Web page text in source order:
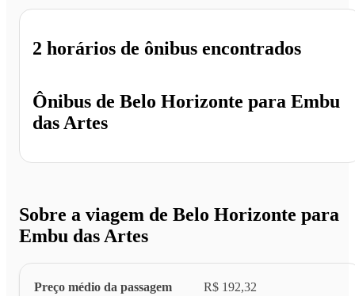
Ônibus de Belo Horizonte para Embu
das Artes
2 horários de ônibus encontrados
Sobre a viagem de Belo Horizonte para
Embu das Artes
Preço médio da passagem R$ 192,32